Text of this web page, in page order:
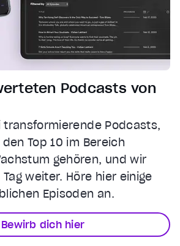
Podcasts von
transformierende Podcasts,
Top 10 im Bereich
gehören, und wir
weiter. Höre hier einige
Episoden an.
Bewirb dich hier